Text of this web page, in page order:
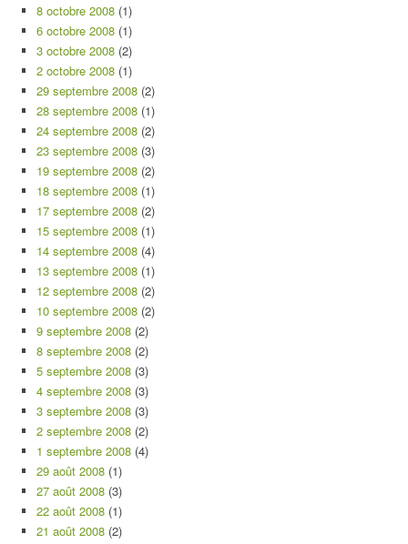
8 octobre 2008 (1)
6 octobre 2008 (1)
3 octobre 2008 (2)
2 octobre 2008 (1)
29 septembre 2008 (2)
28 septembre 2008 (1)
24 septembre 2008 (2)
23 septembre 2008 (3)
19 septembre 2008 (2)
18 septembre 2008 (1)
17 septembre 2008 (2)
15 septembre 2008 (1)
14 septembre 2008 (4)
13 septembre 2008 (1)
12 septembre 2008 (2)
10 septembre 2008 (2)
9 septembre 2008 (2)
8 septembre 2008 (2)
5 septembre 2008 (3)
4 septembre 2008 (3)
3 septembre 2008 (3)
2 septembre 2008 (2)
1 septembre 2008 (4)
29 août 2008 (1)
27 août 2008 (3)
22 août 2008 (1)
21 août 2008 (2)